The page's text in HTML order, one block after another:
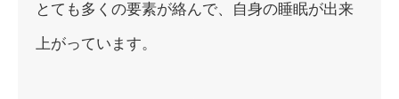
とても多くの要素が絡んで、自身の睡眠が出来
上がっています。